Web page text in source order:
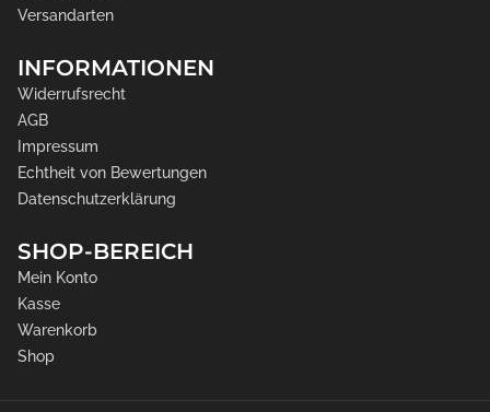
Versandarten
INFORMATIONEN
Widerrufsrecht
AGB
Impressum
Echtheit von Bewertungen
Datenschutzerklärung
SHOP-BEREICH
Mein Konto
Kasse
Warenkorb
Shop